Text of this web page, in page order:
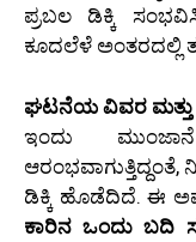
ಪ್ರಬಲ ಡಿಕ್ಕಿ
ಕೂದಲೆಳೆ ಅಂತರದಲ್ಲಿ
ಘಟನೆಯ ವಿವರ ಮತ್ತು
ಇಂದು
ಡಿಕ್ಕಿ ಹೊಡೆದಿದೆ. ಈ
ಕಾರಿನ ಒಂದು ಬದಿ